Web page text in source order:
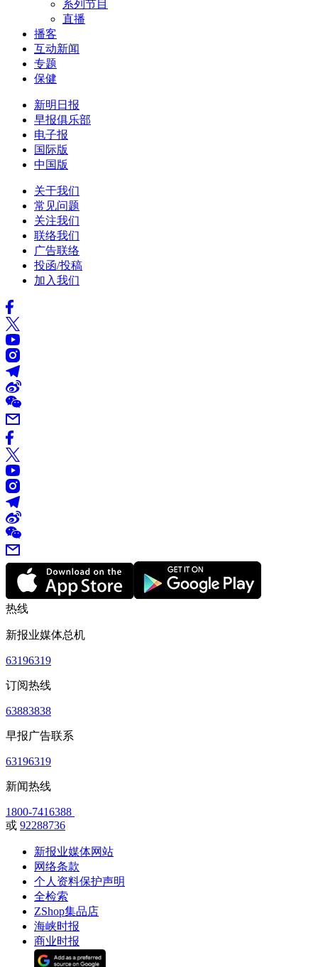
系列节目
直播
播客
互动新闻
专题
保健
新明日报
早报俱乐部
电子报
国际版
中国版
关于我们
常见问题
关注我们
联络我们
广告联络
投函/投稿
加入我们
热线
新报业媒体总机
63196319
订阅热线
63883838
早报广告联系
63196319
新闻热线
1800-7416388
或 92288736
新报业媒体网站
网络条款
个人资料保护声明
全检索
ZShop集品店
海峡时报
商业时报